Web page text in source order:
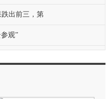
跌出前三，第
观”